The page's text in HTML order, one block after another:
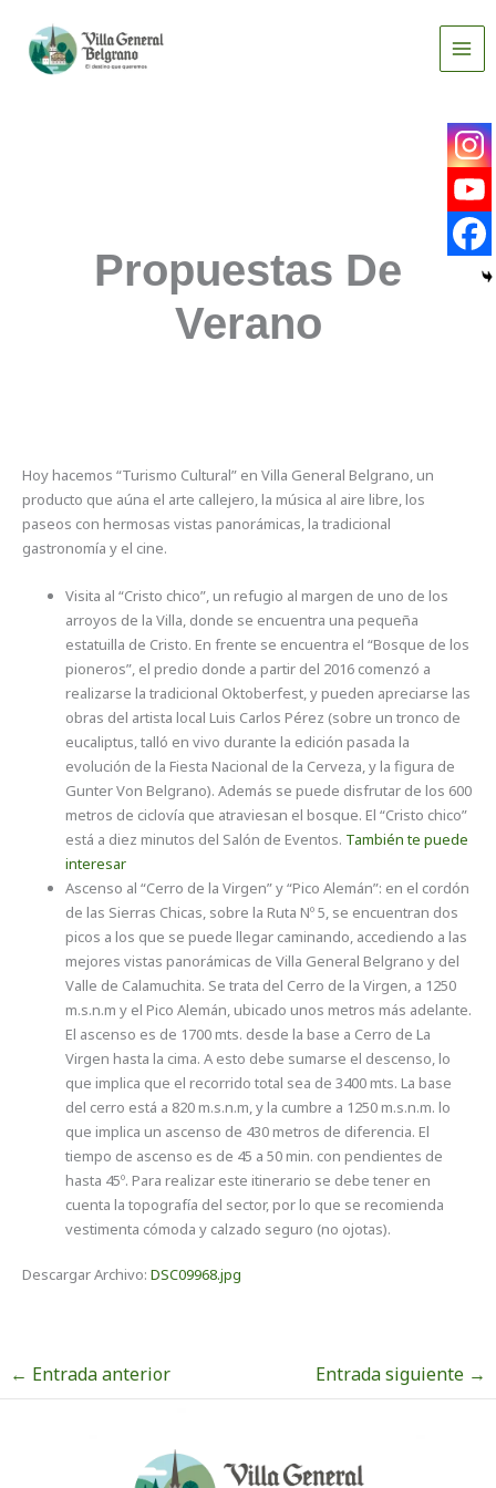
contenido
Propuestas De
Verano
Hoy hacemos “Turismo Cultural” en Villa General Belgrano, un
producto que aúna el arte callejero, la música al aire libre, los
paseos con hermosas vistas panorámicas, la tradicional
gastronomía y el cine.
Visita al “Cristo chico”, un refugio al margen de uno de los
arroyos de la Villa, donde se encuentra una pequeña
estatuilla de Cristo. En frente se encuentra el “Bosque de los
pioneros”, el predio donde a partir del 2016 comenzó a
realizarse la tradicional Oktoberfest, y pueden apreciarse las
obras del artista local Luis Carlos Pérez (sobre un tronco de
eucaliptus, talló en vivo durante la edición pasada la
evolución de la Fiesta Nacional de la Cerveza, y la figura de
Gunter Von Belgrano). Además se puede disfrutar de los 600
metros de ciclovía que atraviesan el bosque. El “Cristo chico”
está a diez minutos del Salón de Eventos. También te puede
interesar
Ascenso al “Cerro de la Virgen” y “Pico Alemán”: en el cordón
de las Sierras Chicas, sobre la Ruta Nº 5, se encuentran dos
picos a los que se puede llegar caminando, accediendo a las
mejores vistas panorámicas de Villa General Belgrano y del
Valle de Calamuchita. Se trata del Cerro de la Virgen, a 1250
m.s.n.m y el Pico Alemán, ubicado unos metros más adelante.
El ascenso es de 1700 mts. desde la base a Cerro de La
Virgen hasta la cima. A esto debe sumarse el descenso, lo
que implica que el recorrido total sea de 3400 mts. La base
del cerro está a 820 m.s.n.m, y la cumbre a 1250 m.s.n.m. lo
que implica un ascenso de 430 metros de diferencia. El
tiempo de ascenso es de 45 a 50 min. con pendientes de
hasta 45º. Para realizar este itinerario se debe tener en
cuenta la topografía del sector, por lo que se recomienda
vestimenta cómoda y calzado seguro (no ojotas).
Descargar Archivo:DSC09968.jpg
← Entrada anterior Entrada siguiente →